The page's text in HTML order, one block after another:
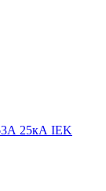
25кА IEK